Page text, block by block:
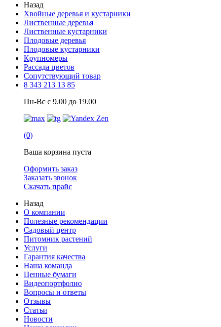
Назад
Хвойные деревья и кустарники
Лиственные деревья
Лиственные кустарники
Плодовые деревья
Плодовые кустарники
Крупномеры
Рассада цветов
Сопутствующий товар
8 343 213 13 85
Пн-Вс с 9.00 до 19.00
(0)
Ваша корзина пуста
Оформить заказ
Заказать звонок
Скачать прайс
Назад
О компании
Полезные рекомендации
Садовый центр
Питомник растений
Услуги
Гарантия качества
Наша команда
Ценные бумаги
Видеопортфолио
Вопросы и ответы
Отзывы
Статьи
Новости